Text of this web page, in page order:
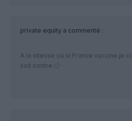
private equity a commenté :
A la vitesse où la France vaccine je
soit contre 🙂